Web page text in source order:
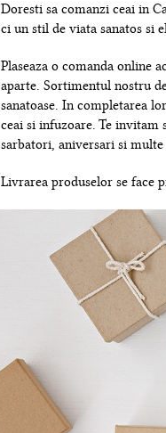
Doresti sa comanzi ceai in
ci un stil de viata sanatos si
Plaseaza o comanda online
aparte. Sortimentul nostru
sanatoase. In completarea
ceai si infuzoare. Te invitam
sarbatori, aniversari si multe
Livrarea produselor se face